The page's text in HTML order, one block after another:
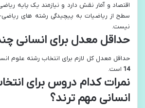
اقتصاد و آمار نقش دارد و نیازمند یک پایه
سطح از ریاضیات به پیچیدگی رشته های
نیست.
حداقل معدل برای انسانی
حداقل معدل کل لازم برای انتخاب رشته علوم
14 است.
نمرات کدام دروس برای
انسانی مهم ترند؟